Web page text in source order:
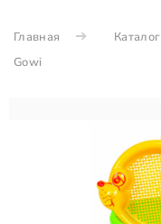
Главная Каталог
Gowi